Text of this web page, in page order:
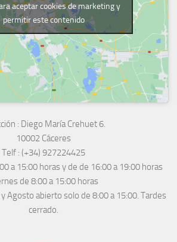
aceptar cookies de marketing y
permitir este contenido
: Diego María Crehuet 6.
10002 Cáceres
Telf : (+34) 927224425
a 15:00 horas y de de 16:00 a 19:00 horas
de 8:00 a 15:00 horas
Agosto abierto solo de 8:00 a 15:00. Tardes
cerrado.